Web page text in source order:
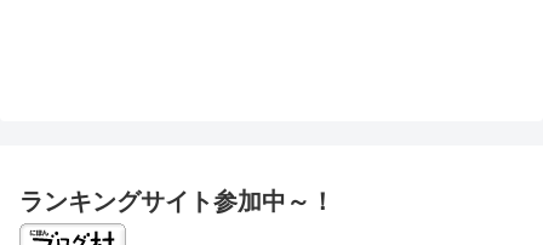
ランキングサイト参加中～！